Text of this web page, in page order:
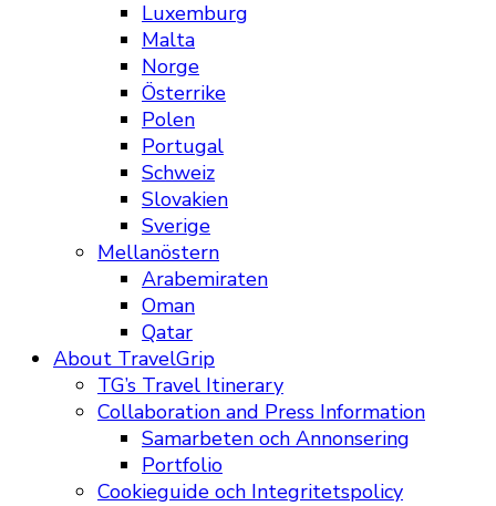
Luxemburg
Malta
Norge
Österrike
Polen
Portugal
Schweiz
Slovakien
Sverige
Mellanöstern
Arabemiraten
Oman
Qatar
About TravelGrip
TG’s Travel Itinerary
Collaboration and Press Information
Samarbeten och Annonsering
Portfolio
Cookieguide och Integritetspolicy